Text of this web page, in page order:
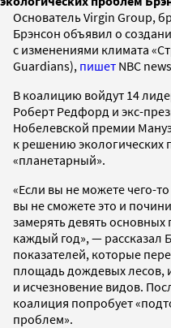
Основатель Virgin Group,
Брэнсон объявил о
с изменениями климата
Guardians), пишет NBC
В коалицию войдут 14
Роберт Редфорд и экс-
Нобелевской премии
к решению экологических
«планетарный».
«Если вы не можете чего-
вы не сможете это и
замерять девять
каждый год», — рассказал
показателей, которые
площадь дождевых лесов,
и исчезновение видов.
коалиция попробует
проблем».